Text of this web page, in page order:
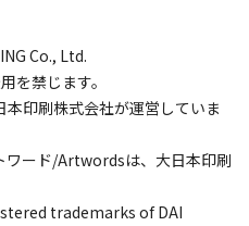
Co., Ltd.
を禁じます。
印刷株式会社が運営していま
ワード/Artwordsは、大日本印刷
trademarks of DAI